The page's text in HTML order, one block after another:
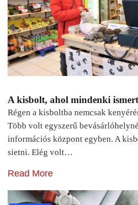
A kisbolt, ahol mindenki
Régen a kisboltba nemcsak
Több volt egyszerű
információs központ egyben. A
sietni. Elég volt…
Read More